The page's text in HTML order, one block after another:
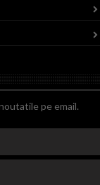
pe email.